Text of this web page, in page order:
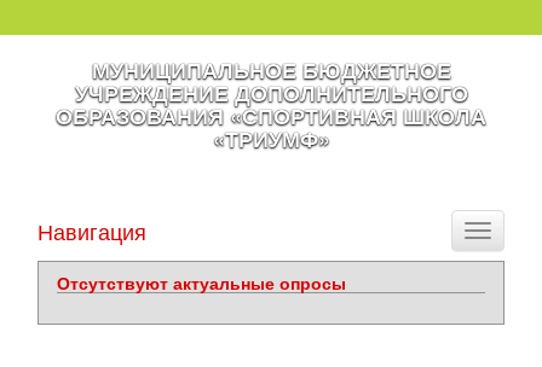
МУНИЦИПАЛЬНОЕ БЮДЖЕТНОЕ
УЧРЕЖДЕНИЕ ДОПОЛНИТЕЛЬНОГО
ОБРАЗОВАНИЯ «СПОРТИВНАЯ ШКОЛА
«ТРИУМФ»
Toggle
Навигация
Отсутствуют актуальные опросы